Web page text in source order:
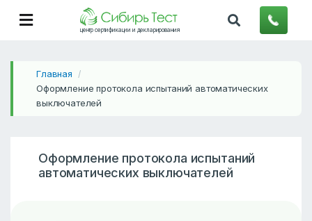
центр сертификации и декларирования
Главная /
Оформление протокола испытаний автоматических
выключателей
Оформление протокола испытаний
автоматических выключателей